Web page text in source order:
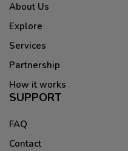
About Us
Explore
Services
Partnership
How it works
SUPPORT
FAQ
Contact